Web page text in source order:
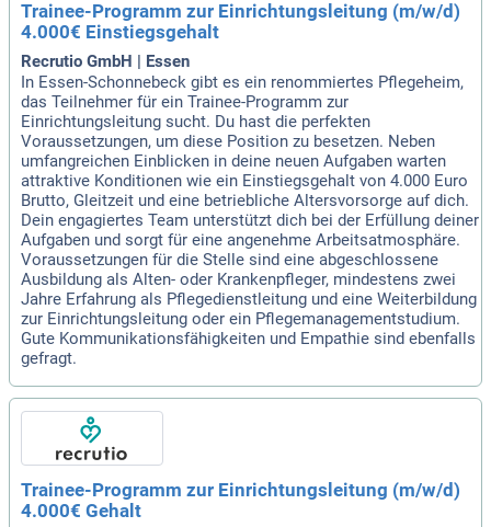
Trainee-Programm zur Einrichtungsleitung (m/w/d)
4.000€ Einstiegsgehalt
Recrutio GmbH | Essen
In Essen-Schonnebeck gibt es ein renommiertes Pflegeheim,
das Teilnehmer für ein Trainee-Programm zur
Einrichtungsleitung sucht. Du hast die perfekten
Voraussetzungen, um diese Position zu besetzen. Neben
umfangreichen Einblicken in deine neuen Aufgaben warten
attraktive Konditionen wie ein Einstiegsgehalt von 4.000 Euro
Brutto, Gleitzeit und eine betriebliche Altersvorsorge auf dich.
Dein engagiertes Team unterstützt dich bei der Erfüllung deiner
Aufgaben und sorgt für eine angenehme Arbeitsatmosphäre.
Voraussetzungen für die Stelle sind eine abgeschlossene
Ausbildung als Alten- oder Krankenpfleger, mindestens zwei
Jahre Erfahrung als Pflegedienstleitung und eine Weiterbildung
zur Einrichtungsleitung oder ein Pflegemanagementstudium.
Gute Kommunikationsfähigkeiten und Empathie sind ebenfalls
gefragt.
Trainee-Programm zur Einrichtungsleitung (m/w/d)
4.000€ Gehalt